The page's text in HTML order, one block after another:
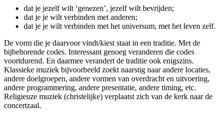
dat je jezelf wilt ‘genezen’, jezelf wilt bevrijden;
dat je je wilt verbinden met anderen;
dat je je wilt verbinden met het universum, met het leven zelf.
De vorm die je daarvoor vindt/kiest staat in een traditie. Met de
bijbehorende codes. Interessant genoeg veranderen die codes
voortdurend. En daarmee verandert de traditie ook enigszins.
Klassieke muziek bijvoorbeeld zoekt naarstig naar andere locaties,
andere doelgroepen, andere vormen van overdracht en uitvoering,
andere programmering, andere presentatie, andere timing, etc.
Religieuze muziek (christelijke) verplaatst zich van de kerk naar de
concertzaal.